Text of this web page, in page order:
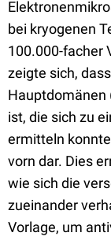
bei kryogenen
100.000-facher
zeigte sich,
Hauptdomänen
ist, die sich zu
ermitteln
vorn dar. Dies
wie sich die
zueinander
Vorlage, um